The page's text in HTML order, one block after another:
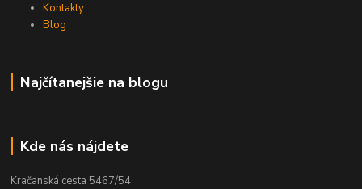
Kontakty
Blog
Najčítanejšie na blogu
Kde nás nájdete
Kračanská cesta 5467/54